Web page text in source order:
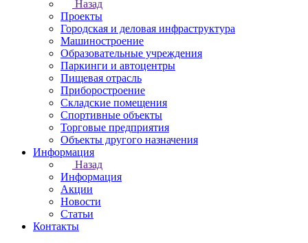
Назад
Проекты
Городская и деловая инфраструктура
Машиностроение
Образовательные учреждения
Паркинги и автоцентры
Пищевая отрасль
Приборостроение
Складские помещения
Спортивные объекты
Торговые предприятия
Объекты другого назначения
Информация
Назад
Информация
Акции
Новости
Статьи
Контакты